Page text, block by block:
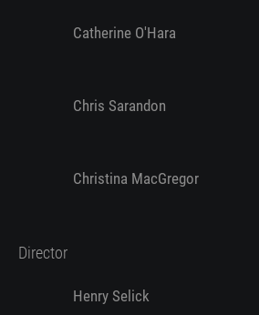
Catherine O'Hara
Chris Sarandon
Christina MacGregor
Director
Henry Selick